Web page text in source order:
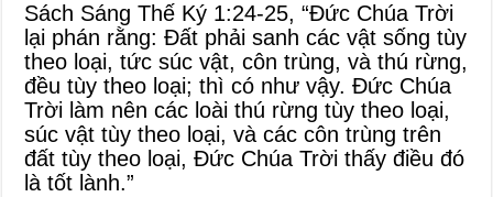
Sách Sáng Thế Ký 1:24-25, “Đức Chúa Trời
lại phán rằng: Đất phải sanh các vật sống tùy
theo loại, tức súc vật, côn trùng, và thú rừng,
đều tùy theo loại; thì có như vậy. Đức Chúa
Trời làm nên các loài thú rừng tùy theo loại,
súc vật tùy theo loại, và các côn trùng trên
đất tùy theo loại, Đức Chúa Trời thấy điều đó
là tốt lành.”